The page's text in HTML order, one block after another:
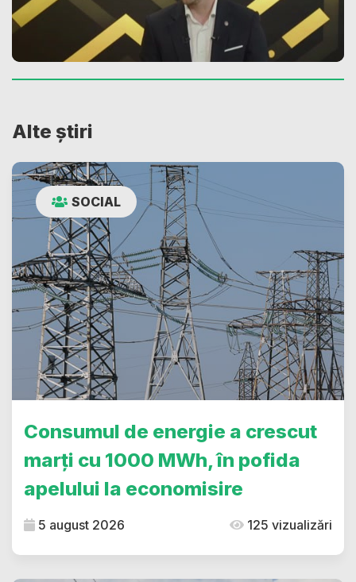
Alte știri
SOCIAL
Consumul de energie a crescut
marți cu 1000 MWh, în pofida
apelului la economisire
5 august 2026 125 vizualizări